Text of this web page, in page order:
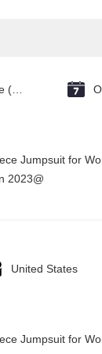
Jumpsuit for
2023@
United States
Jumpsuit for